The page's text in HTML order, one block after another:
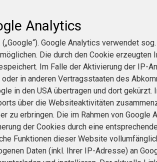
Analytics
Google Analytics verwendet
Die durch den Cookie
Im Falle der Aktivierung der IP-
in anderen Vertragsstaaten des
in den USA übertragen und dort
über die Websiteaktivitäten
erbringen. Die im Rahmen von
der Cookies durch eine
Funktionen dieser Website
Daten (inkl. Ihrer IP-Adresse) an